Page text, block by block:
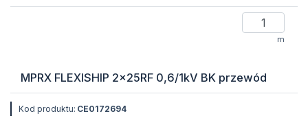
m
MPRX FLEXISHIP 2x25RF 0,6/1kV BK przewód
Kod produktu: CE0172694